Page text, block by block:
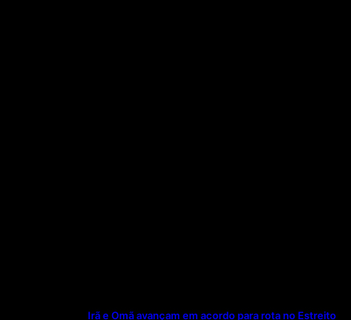
Irã e Omã avançam em acordo para rota no Estreito